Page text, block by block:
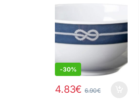
-30%
4.83€ 6.90€